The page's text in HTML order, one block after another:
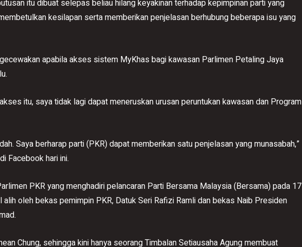
itu dibuat selepas beliau hilang keyakinan terhadap kepimpinan parti yang
kesilapan serta memberikan penjelasan berhubung beberapa isu yang
apabila akses sistem MyKhas bagi kawasan Parlimen Petaling Jaya
itu, saya tidak lagi dapat meneruskan urusan peruntukan kawasan dan Program
Saya berharap parti (PKR) dapat memberikan satu penjelasan yang munasabah,”
Facebook hari ini.
PKR yang menghadiri pelancaran Parti Bersama Malaysia (Bersama) pada 17
alih oleh bekas pemimpin PKR, Datuk Seri Rafizi Ramli dan bekas Naib Presiden
Chung, sehingga kini hanya seorang Timbalan Setiausaha Agung membuat